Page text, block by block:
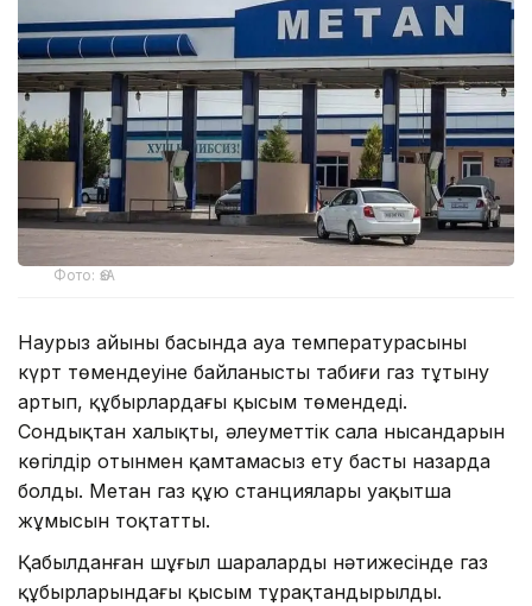
Фото: ӨзА
Наурыз айының басында ауа температурасының
күрт төмендеуіне байланысты табиғи газ тұтыну
артып, құбырлардағы қысым төмендеді.
Сондықтан халықты, әлеуметтік сала нысандарын
көгілдір отынмен қамтамасыз ету басты назарда
болды. Метан газ құю станциялары уақытша
жұмысын тоқтатты.
Қабылданған шұғыл шаралардың нәтижесінде газ
құбырларындағы қысым тұрақтандырылды.